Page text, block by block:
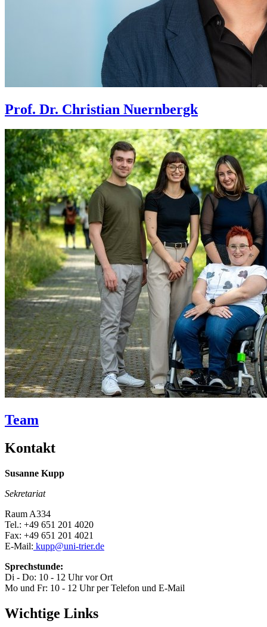
Prof. Dr. Christian Nuernbergk
Team
Kontakt
Susanne Kupp
Sekretariat
Raum A334
Tel.: +49 651 201 4020
Fax: +49 651 201 4021
E-Mail: kupp@uni-trier.de
Sprechstunde:
Di - Do: 10 - 12 Uhr vor Ort
Mo und Fr: 10 - 12 Uhr per Telefon und E-Mail
Wichtige Links